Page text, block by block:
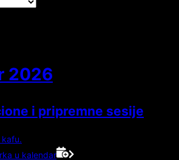
2026
i pripremne sesije
kafu.
u kalendar